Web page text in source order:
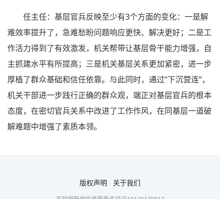
任主任：基层官兵反映至少有3个方面的变化：一是解
难效率提升了，急难愁盼问题响应更快、解决更好；二是工
作活力得到了有效激发，机关帮带让基层骨干能力增强，自
主抓建水平有所提高；三是机关基层关系更加紧密，进一步
厚植了群众基础和信任依靠。与此同时，通过“下沉营连”，
机关干部进一步践行正确的群众观，端正对基层官兵的根本
态度，在密切官兵关系中改进了工作作风，在同基层一道破
解难题中增强了素质本领。
版权声明 关于我们